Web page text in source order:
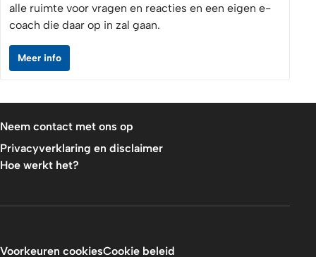
alle ruimte voor vragen en reacties en een eigen e-
coach die daar op in zal gaan.
Meer info
Neem contact met ons op
Privacyverklaring en disclaimer
Hoe werkt het?
Voorkeuren cookiesCookie beleid